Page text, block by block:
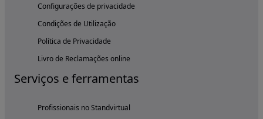
Configurações de privacidade
Condições de Utilização
Política de Privacidade
Livro de Reclamações online
Serviços e ferramentas
Profissionais no Standvirtual